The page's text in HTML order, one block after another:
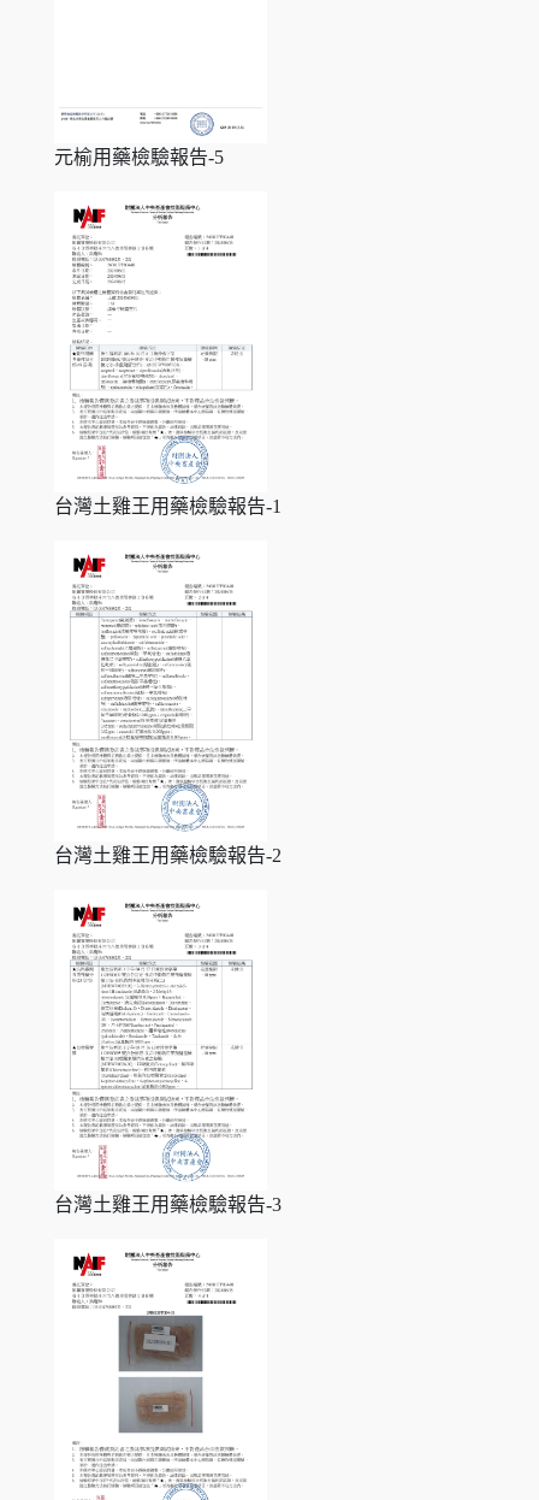
元榆用藥檢驗報告-5
台灣土雞王用藥檢驗報告-1
台灣土雞王用藥檢驗報告-2
台灣土雞王用藥檢驗報告-3